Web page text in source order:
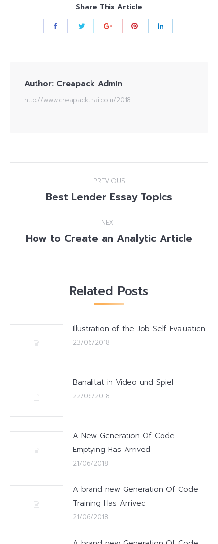
Share This Article
Author: Creapack Admin
http://www.creapackthai.com/2018
navigation
PREVIOUS
Previous
Best Lender Essay Topics
NEXT
Next
How to Create an Analytic Article
Related Posts
Illustration of the Job Self-Evaluation
23/06/2018
Banalitat in Video und Spiel
22/06/2018
A New Generation Of Code
Emptying Has Arrived
21/06/2018
A brand new Generation Of Code
Training Has Arrived
21/06/2018